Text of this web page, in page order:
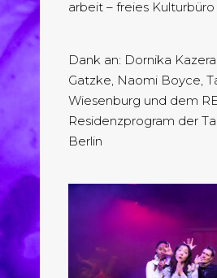
arbeit – freies Kulturbüro
Dank an: Dornika
Gatzke, Naomi Boyce,
Wiesenburg und dem
Residenzprogram der
Berlin